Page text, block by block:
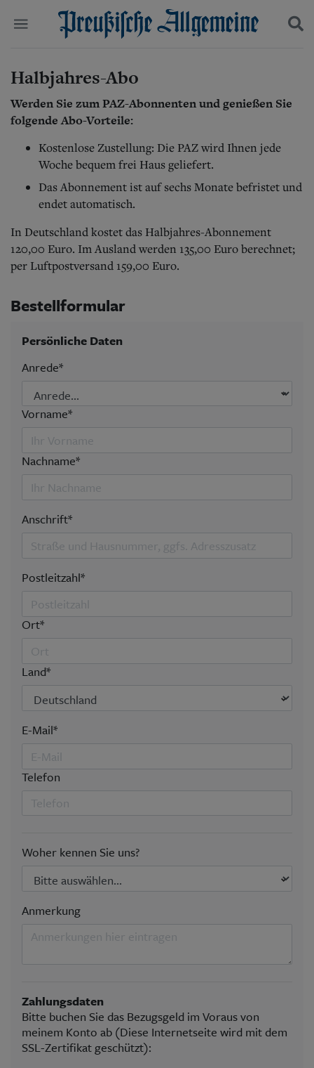
Wer wir sind
Aktuelle Ausgabe
Abonnent werden
Archiv
Wirtschaft
Panorama
Leben
Geschichte
Ostpreußen
Pommern
Berlin-Brandenburg
Schlesien
Danzig und Westpreußen
Bücher
Datenschutz
Suchen und finden
Halbjahres-Abo
Werden Sie zum PAZ-Abonnenten und genießen Sie
folgende Abo-Vorteile:
Kostenlose Zustellung: Die PAZ wird Ihnen jede
Woche bequem frei Haus geliefert.
Das Abonnement ist auf sechs Monate befristet und
endet automatisch.
In Deutschland kostet das Halbjahres-Abonnement
120,00 Euro. Im Ausland werden 135,00 Euro berechnet;
per Luftpostversand 159,00 Euro.
Bestellformular
Persönliche Daten
Anrede*
Vorname*
Nachname*
Anschrift*
Postleitzahl*
Ort*
Land*
E-Mail*
Telefon
Woher kennen Sie uns?
Anmerkung
Zahlungsdaten
Bitte buchen Sie das Bezugsgeld im Voraus von
meinem Konto ab (Diese Internetseite wird mit dem
SSL-Zertifikat geschützt):